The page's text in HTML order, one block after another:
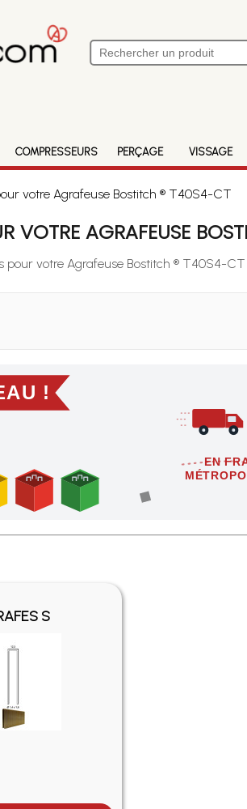
COMPRESSEURS PERÇAGE VISSAGE
votre Agrafeuse Bostitch ® T40S4-CT
VOTRE AGRAFEUSE
pour votre Agrafeuse Bostitch ® T40S4-CT
!
EN
offerts en France métropolitaine dès
S